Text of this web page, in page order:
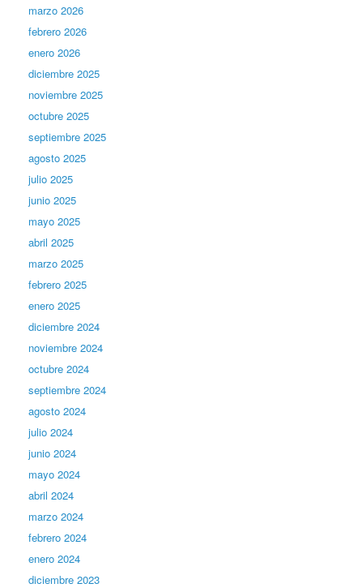
marzo 2026
febrero 2026
enero 2026
diciembre 2025
noviembre 2025
octubre 2025
septiembre 2025
agosto 2025
julio 2025
junio 2025
mayo 2025
abril 2025
marzo 2025
febrero 2025
enero 2025
diciembre 2024
noviembre 2024
octubre 2024
septiembre 2024
agosto 2024
julio 2024
junio 2024
mayo 2024
abril 2024
marzo 2024
febrero 2024
enero 2024
diciembre 2023